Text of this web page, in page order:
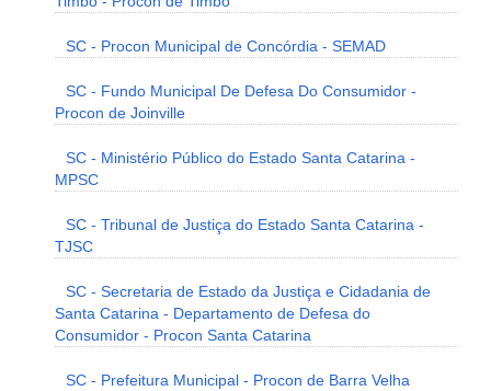
SC - Procon Municipal de Concórdia - SEMAD
SC - Fundo Municipal De Defesa Do Consumidor -
Procon de Joinville
SC - Ministério Público do Estado Santa Catarina -
MPSC
SC - Tribunal de Justiça do Estado Santa Catarina -
TJSC
SC - Secretaria de Estado da Justiça e Cidadania de
Santa Catarina - Departamento de Defesa do
Consumidor - Procon Santa Catarina
SC - Prefeitura Municipal - Procon de Barra Velha